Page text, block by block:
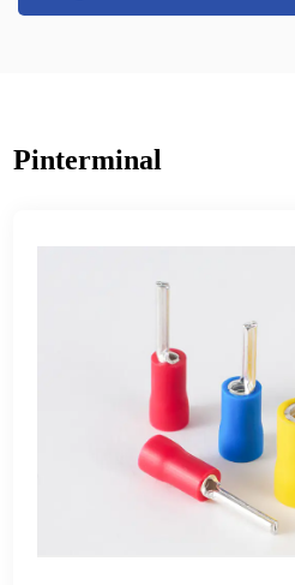
Pinterminal